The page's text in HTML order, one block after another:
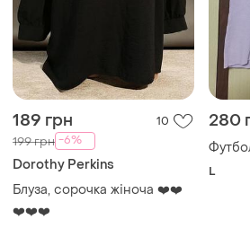
189 грн 10
199 грн -6%
Dorothy Perkins
Блуза, сорочка жіноча ❤️❤️
❤️❤️❤️
280
L